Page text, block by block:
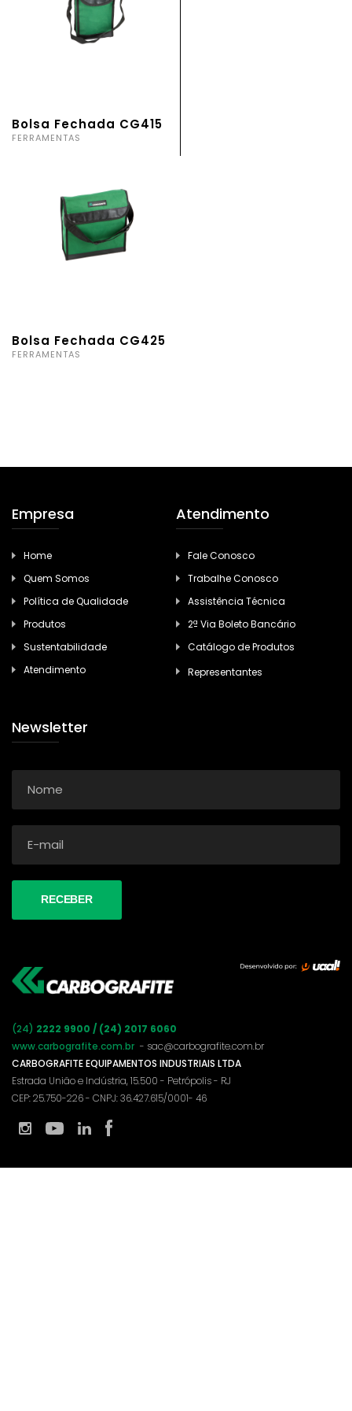
Bolsa Fechada CG415
FERRAMENTAS
Bolsa Fechada CG425
FERRAMENTAS
Empresa
Home
Quem Somos
Política de Qualidade
Produtos
Sustentabilidade
Atendimento
Atendimento
Fale Conosco
Trabalhe Conosco
Assistência Técnica
2ª Via Boleto Bancário
Catálogo de Produtos
Representantes
Newsletter
(24) 2222 9900 / (24) 2017 6060
www.carbografite.com.br - sac@carbografite.com.br
CARBOGRAFITE EQUIPAMENTOS INDUSTRIAIS LTDA
Estrada União e Indústria, 15.500 - Petrópolis - RJ
CEP: 25.750-226 - CNPJ: 36.427.615/0001- 46